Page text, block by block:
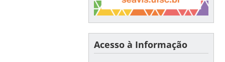
Acesso à Informação